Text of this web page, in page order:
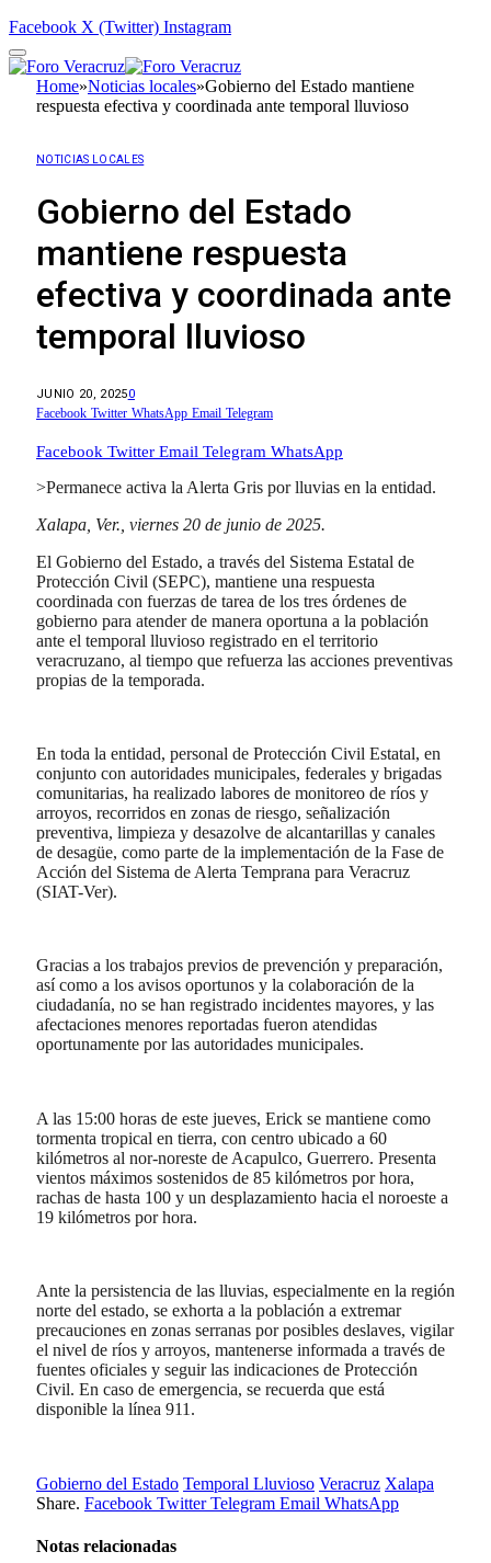
Facebook X (Twitter) Instagram
Home»Noticias locales»Gobierno del Estado mantiene
respuesta efectiva y coordinada ante temporal lluvioso
NOTICIAS LOCALES
Gobierno del Estado
mantiene respuesta
efectiva y coordinada ante
temporal lluvioso
JUNIO 20, 20250
Facebook Twitter WhatsApp Email Telegram
Facebook Twitter Email Telegram WhatsApp
>Permanece activa la Alerta Gris por lluvias en la entidad.
Xalapa, Ver., viernes 20 de junio de 2025.
El Gobierno del Estado, a través del Sistema Estatal de
Protección Civil (SEPC), mantiene una respuesta
coordinada con fuerzas de tarea de los tres órdenes de
gobierno para atender de manera oportuna a la población
ante el temporal lluvioso registrado en el territorio
veracruzano, al tiempo que refuerza las acciones preventivas
propias de la temporada.
En toda la entidad, personal de Protección Civil Estatal, en
conjunto con autoridades municipales, federales y brigadas
comunitarias, ha realizado labores de monitoreo de ríos y
arroyos, recorridos en zonas de riesgo, señalización
preventiva, limpieza y desazolve de alcantarillas y canales
de desagüe, como parte de la implementación de la Fase de
Acción del Sistema de Alerta Temprana para Veracruz
(SIAT-Ver).
Gracias a los trabajos previos de prevención y preparación,
así como a los avisos oportunos y la colaboración de la
ciudadanía, no se han registrado incidentes mayores, y las
afectaciones menores reportadas fueron atendidas
oportunamente por las autoridades municipales.
A las 15:00 horas de este jueves, Erick se mantiene como
tormenta tropical en tierra, con centro ubicado a 60
kilómetros al nor-noreste de Acapulco, Guerrero. Presenta
vientos máximos sostenidos de 85 kilómetros por hora,
rachas de hasta 100 y un desplazamiento hacia el noroeste a
19 kilómetros por hora.
Ante la persistencia de las lluvias, especialmente en la región
norte del estado, se exhorta a la población a extremar
precauciones en zonas serranas por posibles deslaves, vigilar
el nivel de ríos y arroyos, mantenerse informada a través de
fuentes oficiales y seguir las indicaciones de Protección
Civil. En caso de emergencia, se recuerda que está
disponible la línea 911.
Gobierno del Estado Temporal Lluvioso Veracruz Xalapa
Share. Facebook Twitter Telegram Email WhatsApp
Notas relacionadas